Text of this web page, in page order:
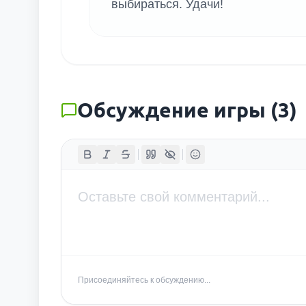
выбираться. Удачи!
Обсуждение игры (3)
Присоединяйтесь к обсуждению...